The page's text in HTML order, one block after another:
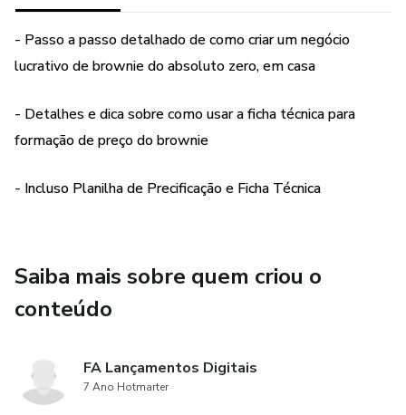
- Passo a passo detalhado de como criar um negócio
lucrativo de brownie do absoluto zero, em casa
- Detalhes e dica sobre como usar a ficha técnica para
formação de preço do brownie
- Incluso Planilha de Precificação e Ficha Técnica
Saiba mais sobre quem criou o
conteúdo
FA Lançamentos Digitais
7 Ano Hotmarter